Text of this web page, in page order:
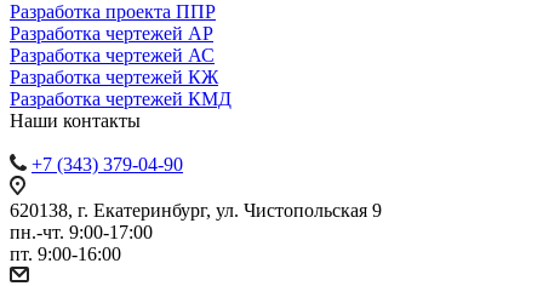
Разработка проекта ППР
Разработка чертежей АР
Разработка чертежей АС
Разработка чертежей КЖ
Разработка чертежей КМД
Наши контакты
+7 (343) 379-04-90
620138, г. Екатеринбург, ул. Чистопольская 9
пн.-чт. 9:00-17:00
пт. 9:00-16:00